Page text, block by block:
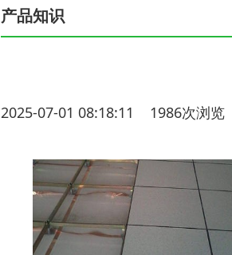
产品知识
2025-07-01 08:18:11 1986次浏览